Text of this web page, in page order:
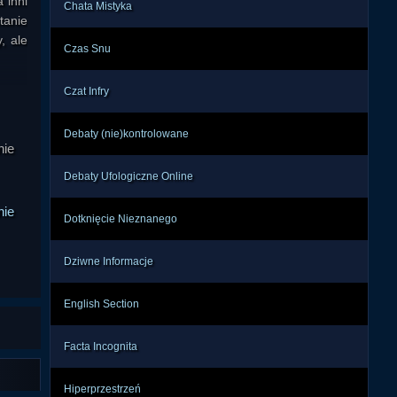
ale
z
i
Chata Mistyka
Czas Snu
Czat Infry
Debaty (nie)kontrolowane
Debaty Ufologiczne Online
Dotknięcie Nieznanego
Dziwne Informacje
English Section
Facta Incognita
Hiperprzestrzeń